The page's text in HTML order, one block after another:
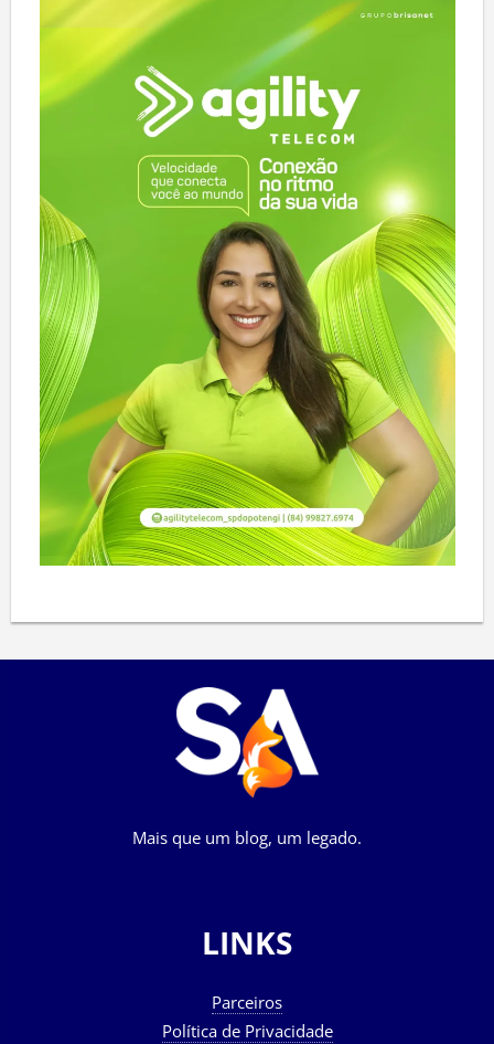
Mais que um blog, um legado.
LINKS
Parceiros
Política de Privacidade